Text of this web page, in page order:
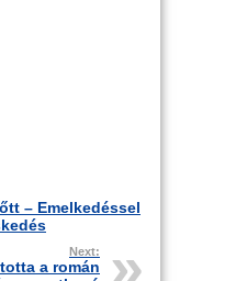
– Emelkedéssel
Next:
a román